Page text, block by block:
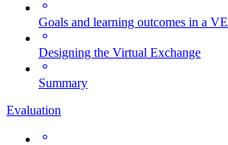
Goals and learning outcomes in a VE
Designing the Virtual Exchange
Summary
Evaluation